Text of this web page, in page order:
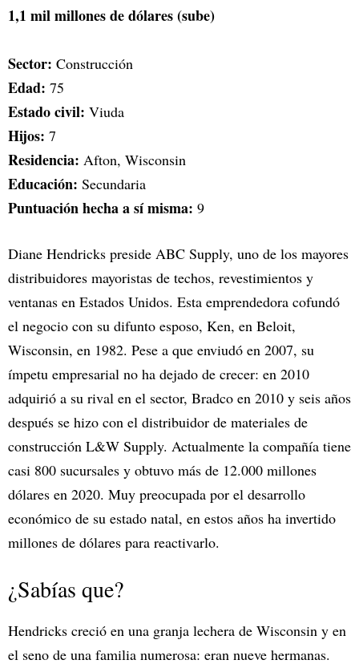
1,1 mil millones de dólares (sube)
Sector: Construcción
Edad: 75
Estado civil: Viuda
Hijos: 7
Residencia: Afton, Wisconsin
Educación: Secundaria
Puntuación hecha a sí misma: 9
Diane Hendricks preside ABC Supply, uno de los mayores
distribuidores mayoristas de techos, revestimientos y
ventanas en Estados Unidos. Esta emprendedora cofundó
el negocio con su difunto esposo, Ken, en Beloit,
Wisconsin, en 1982. Pese a que enviudó en 2007, su
ímpetu empresarial no ha dejado de crecer: en 2010
adquirió a su rival en el sector, Bradco en 2010 y seis años
después se hizo con el distribuidor de materiales de
construcción L&W Supply. Actualmente la compañía tiene
casi 800 sucursales y obtuvo más de 12.000 millones
dólares en 2020. Muy preocupada por el desarrollo
económico de su estado natal, en estos años ha invertido
millones de dólares para reactivarlo.
¿Sabías que?
Hendricks creció en una granja lechera de Wisconsin y en
el seno de una familia numerosa: eran nueve hermanas.